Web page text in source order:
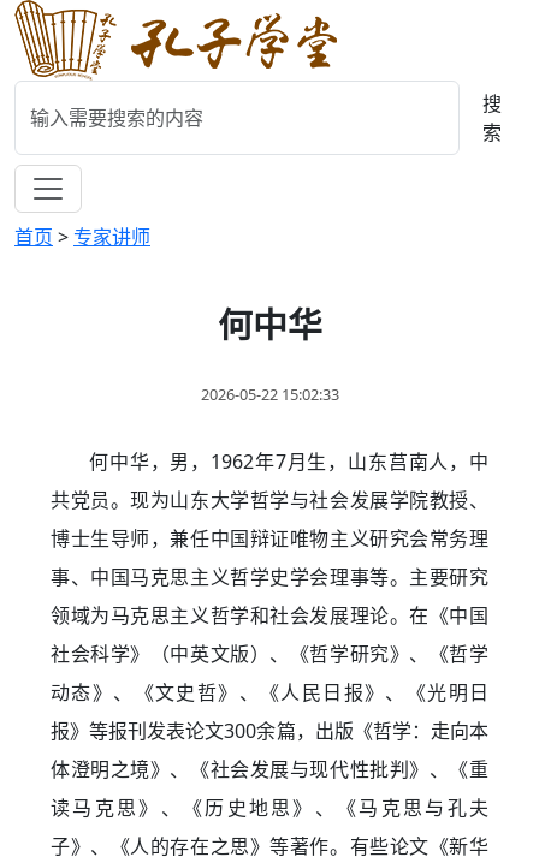
搜
索
首页 >专家讲师
何中华
2026-05-22 15:02:33
何中华，男，1962年7月生，山东莒南人，中
共党员。现为山东大学哲学与社会发展学院教授、
博士生导师，兼任中国辩证唯物主义研究会常务理
事、中国马克思主义哲学史学会理事等。主要研究
领域为马克思主义哲学和社会发展理论。在《中国
社会科学》（中英文版）、《哲学研究》、《哲学
动态》、《文史哲》、《人民日报》、《光明日
报》等报刊发表论文300余篇，出版《哲学：走向本
体澄明之境》、《社会发展与现代性批判》、《重
读马克思》、《历史地思》、《马克思与孔夫
子》、《人的存在之思》等著作。有些论文《新华